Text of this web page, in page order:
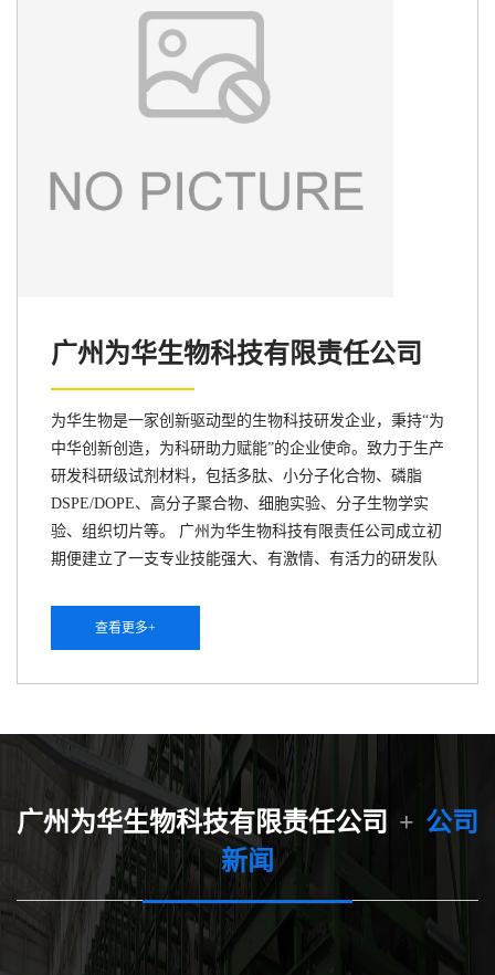
广州为华生物科技有限责任公司
为华生物是一家创新驱动型的生物科技研发企业，秉持“为
中华创新创造，为科研助力赋能”的企业使命。致力于生产
研发科研级试剂材料，包括多肽、小分子化合物、磷脂
DSPE/DOPE、高分子聚合物、细胞实验、分子生物学实
验、组织切片等。 广州为华生物科技有限责任公司成立初
期便建立了一支专业技能强大、有激情、有活力的研发队
质谱联用仪、原子荧光光谱仪、纳米...
查看更多+
广州为华生物科技有限责任公司 + 公司
新闻